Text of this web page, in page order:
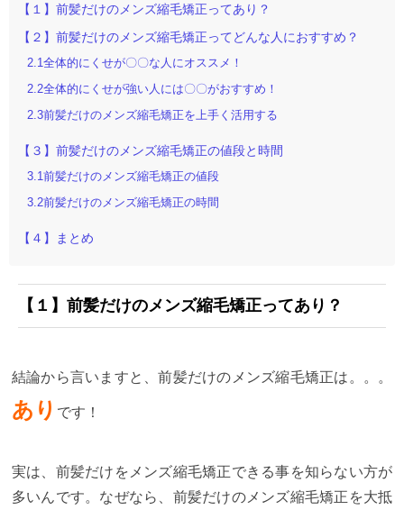
【１】前髪だけのメンズ縮毛矯正ってあり？
【２】前髪だけのメンズ縮毛矯正ってどんな人におすすめ？
2.1全体的にくせが〇〇な人にオススメ！
2.2全体的にくせが強い人には〇〇がおすすめ！
2.3前髪だけのメンズ縮毛矯正を上手く活用する
【３】前髪だけのメンズ縮毛矯正の値段と時間
3.1前髪だけのメンズ縮毛矯正の値段
3.2前髪だけのメンズ縮毛矯正の時間
【４】まとめ
【１】前髪だけのメンズ縮毛矯正ってあり？
結論から言いますと、前髪だけのメンズ縮毛矯正は。。。
あり です！
実は、前髪だけをメンズ縮毛矯正できる事を知らない方が
多いんです。なぜなら、前髪だけのメンズ縮毛矯正を大抵